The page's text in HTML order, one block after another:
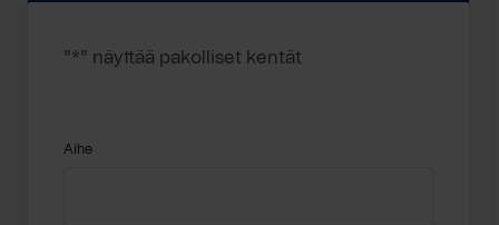
"*" näyttää pakolliset kentät
Aihe